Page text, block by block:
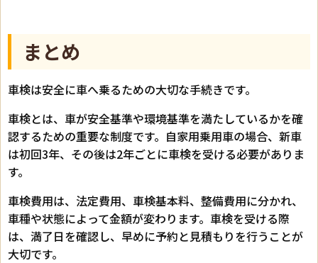
まとめ
車検は安全に車へ乗るための大切な手続きです。
車検とは、車が安全基準や環境基準を満たしているかを確
認するための重要な制度です。自家用乗用車の場合、新車
は初回3年、その後は2年ごとに車検を受ける必要がありま
す。
車検費用は、法定費用、車検基本料、整備費用に分かれ、
車種や状態によって金額が変わります。車検を受ける際
は、満了日を確認し、早めに予約と見積もりを行うことが
大切です。